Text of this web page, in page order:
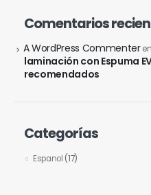
Comentarios
A WordPress Commenter
laminación con Espuma
recomendados
Categorías
Espanol (17)